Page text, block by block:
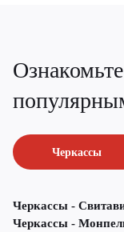
Черкассы
Черкассы -
Черкассы -